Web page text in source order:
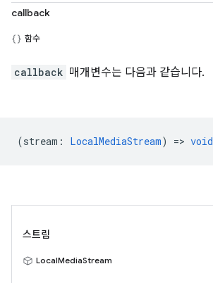
callback
함수
callback 매개변수는 다음과 같습니다.
(stream : LocalMediaStream) => void
스트림
LocalMediaStream